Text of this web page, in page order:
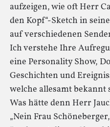
aufzeigen, wie oft Herr
den Kopf“-Sketch in
auf verschiedenen
Ich verstehe Ihre
eine Personality Show,
Geschichten und
welche allesamt
Was hätte denn Herr
„Nein Frau